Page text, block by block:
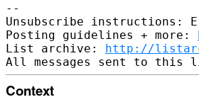
--
Unsubscribe instructions:
Posting guidelines + more:
List archive: http://
Context